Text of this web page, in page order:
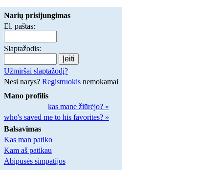
Narių prisijungimas
El. paštas:
Slaptažodis:
Užmiršai slaptažodį?
Nesi narys? Registruokisnemokamai
Mano profilis
kas mane žiūrėjo? »
who's saved me to his favorites? »
Balsavimas
Kas man patiko
Kam aš patikau
Abipusės simpatijos